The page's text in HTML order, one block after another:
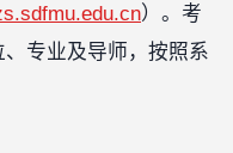
）。考
专业及导师，按照系